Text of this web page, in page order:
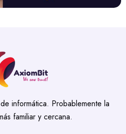
informática. Probablemente la
familiar y cercana.